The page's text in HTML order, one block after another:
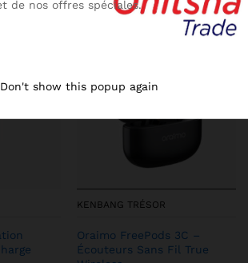
- %
KENBANG TRÉSOR
Oraimo FreePods 3C –
Écouteurs Sans Fil True
de nos offres spéciales.
Don't show this popup again